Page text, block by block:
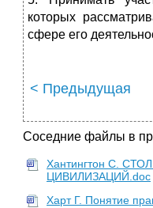
которых
сфере его
< Предыдущая
Соседние файлы в
Хантингтон С.
ЦИВИЛИЗАЦИЙ.doc
Харт Г. Понятие